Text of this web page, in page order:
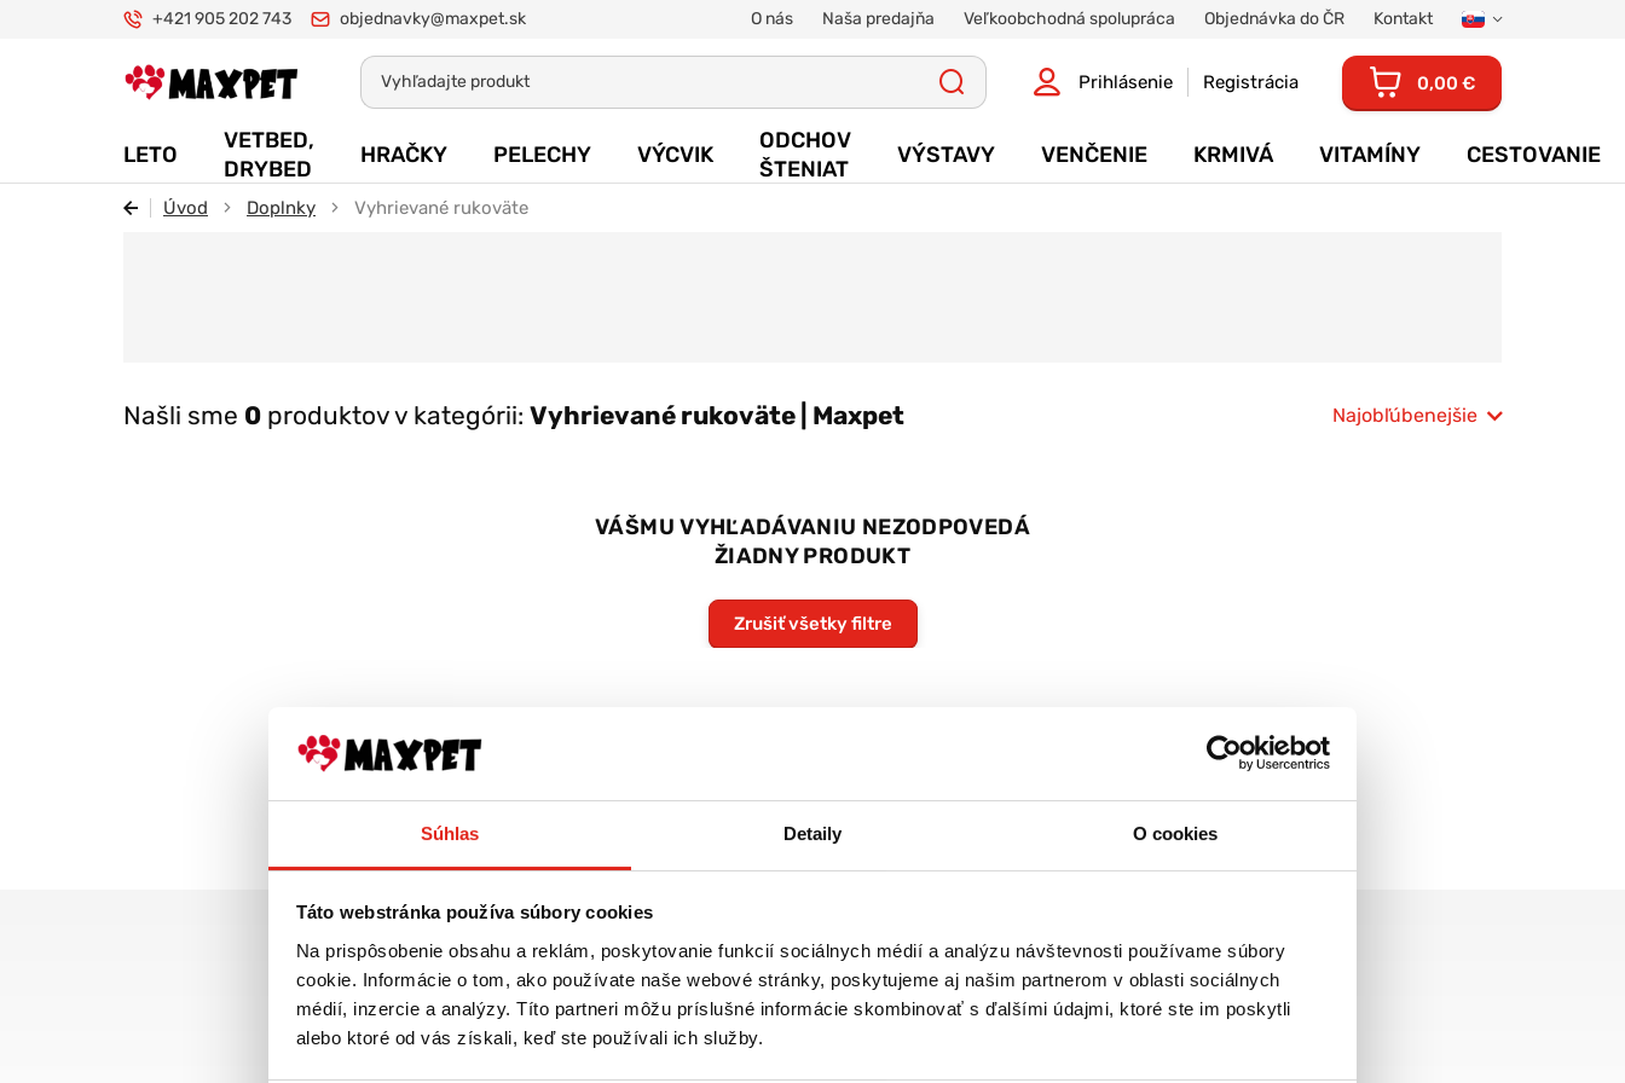
Súhlas Detaily O cookies
Táto webstránka používa súbory cookies
Na prispôsobenie obsahu a reklám, poskytovanie funkcií sociálnych médií a analýzu návštevnosti používame súbory
cookie. Informácie o tom, ako používate naše webové stránky, poskytujeme aj našim partnerom v oblasti sociálnych
médií, inzercie a analýzy. Títo partneri môžu príslušné informácie skombinovať s ďalšími údajmi, ktoré ste im poskytli
alebo ktoré od vás získali, keď ste používali ich služby.
+421 905 202 743 objednavky@maxpet.sk O nás Naša predajňa Veľkoobchodná spolupráca Objednávka do ČR
Kontakt
Prihlásenie Registrácia 0,00 €
LETO
VETBED,
DRYBED
HRAČKY PELECHY VÝCVIK
ODCHOV
ŠTENIAT
VÝSTAVY VENČENIE KRMIVÁ VITAMÍNY CESTOVANIE
Úvod Doplnky Vyhrievané rukoväte
Našli sme 0 produktov v kategórii: Vyhrievané rukoväte | Maxpet Najobľúbenejšie
VÁŠMU VYHĽADÁVANIU NEZODPOVEDÁ
ŽIADNY PRODUKT
Zrušiť všetky filtre